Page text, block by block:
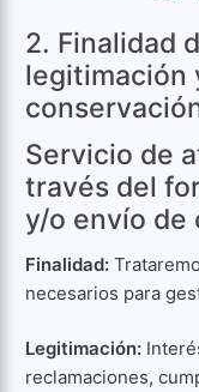
2. Finalidad
legitimación
Servicio de
través del
y/o envío de
Finalidad:
necesarios para
Legitimación:
reclamaciones,